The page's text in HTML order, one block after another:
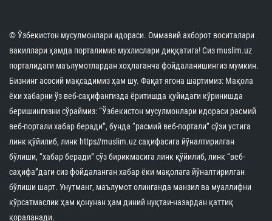
© Ўзбекистон мусулмонлари идораси. Оммавий ахборот воситалари
вакиллари ҳамда порталимиз мухлислари диққатига! Сиз muslim.uz
порталидаги маълумотлардан хоҳлаганча фойдаланишингиз мумкин.
Бизнинг асосий мақсадимиз ҳам шу. Фақат ягона шартимиз: Мақола
ёки хабарни ўз веб-саҳифангизда ёритишда қуйидаги кўринишда
беришингизни сўраймиз: “Ўзбекистон мусулмонлари идораси расмий
веб-портали хабар беради”, бунда “расмий веб-портали” сўзи устига
линк қўйилиб, линк https//muslim.uz саҳифасига йўналтирилган
бўлиши, “хабар беради” сўз бирикмасига линк қўйилиб, линк “веб-
саҳифа”даги сиз фойдаланган хабар ёки мақолага йўналтирилган
бўлиши шарт. Унутманг, маълумот олинганда манзил ва муаллифни
кўрсатмаслик ҳам қонунан ҳам диний нуқтаи-назардан қаттиқ
қораланади.